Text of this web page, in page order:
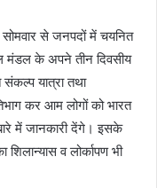
से जनपदों में चयनित
मंडल के अपने तीन दिवसीय
संकल्प यात्रा तथा
कर आम लोगों को भारत
में जानकारी देंगे। इसके
शिलान्यास व लोर्कापण भी